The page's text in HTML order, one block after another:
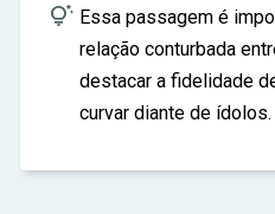
 Essa passagem é
relação conturbada
destacar a fidelidade
curvar diante de ídolos.